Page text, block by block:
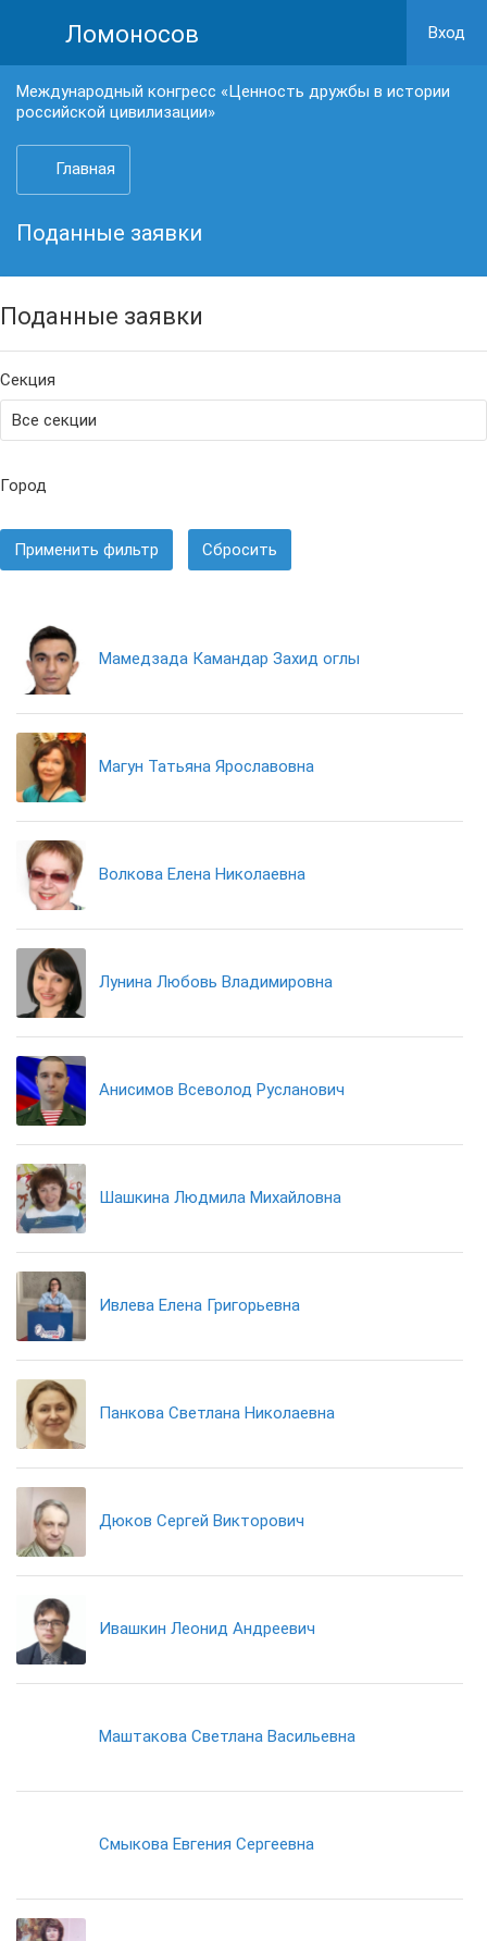
Ломоносов Вход
Международный конгресс «Ценность дружбы в истории
российской цивилизации»
Главная
Поданные заявки
Поданные заявки
Секция
Город
Применить фильтр Сбросить
Мамедзада Камандар Захид оглы
Магун Татьяна Ярославовна
Волкова Елена Николаевна
Лунина Любовь Владимировна
Анисимов Всеволод Русланович
Шашкина Людмила Михайловна
Ивлева Елена Григорьевна
Панкова Светлана Николаевна
Дюков Сергей Викторович
Ивашкин Леонид Андреевич
Маштакова Светлана Васильевна
Смыкова Евгения Сергеевна